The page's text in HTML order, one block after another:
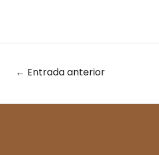
← Entrada anterior